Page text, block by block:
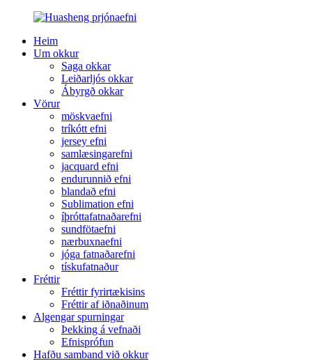
Heim
Um okkur
Saga okkar
Leiðarljós okkar
Ábyrgð okkar
Vörur
möskvaefni
tríkótt efni
jersey efni
samlæsingarefni
jacquard efni
endurunnið efni
blandað efni
Sublimation efni
íþróttafatnaðarefni
sundfötaefni
nærbuxnaefni
jóga fatnaðarefni
tískufatnaður
Fréttir
Fréttir fyrirtækisins
Fréttir af iðnaðinum
Algengar spurningar
Þekking á vefnaði
Efnisprófun
Hafðu samband við okkur